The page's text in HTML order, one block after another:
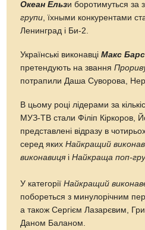
Океан Ельзи боротимуться за
групи , їхными конкурентами
Ленинград і Би-2.
Українські виконавціМакс
претендують на звання
потрапили Даша Суворова,
В цьому році лідерами за
МУЗ-ТВ стали Філіп Кіркоров,
представлені відразу в
серед якихНайкращий
виконавиця іНайкраща поп-
У категоріїНайкращий
побореться з минулорічним
а також Сергієм Лазарєвим,
Даном Баланом.